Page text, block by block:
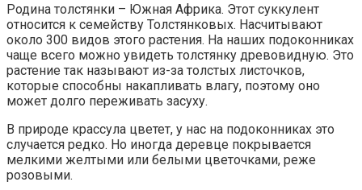
Родина толстянки – Южная Африка. Этот суккулент
относится к семейству Толстянковых. Насчитывают
около 300 видов этого растения. На наших подоконниках
чаще всего можно увидеть толстянку древовидную. Это
растение так называют из-за толстых листочков,
которые способны накапливать влагу, поэтому оно
может долго переживать засуху.
В природе крассула цветет, у нас на подоконниках это
случается редко. Но иногда деревце покрывается
мелкими желтыми или белыми цветочками, реже
розовыми.